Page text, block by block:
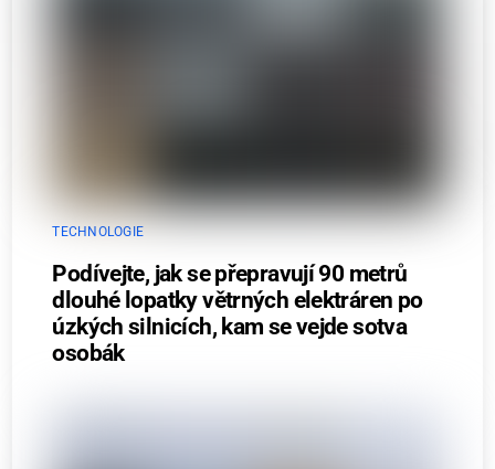
TECHNOLOGIE
Podívejte, jak se přepravují 90 metrů
dlouhé lopatky větrných elektráren po
úzkých silnicích, kam se vejde sotva
osobák